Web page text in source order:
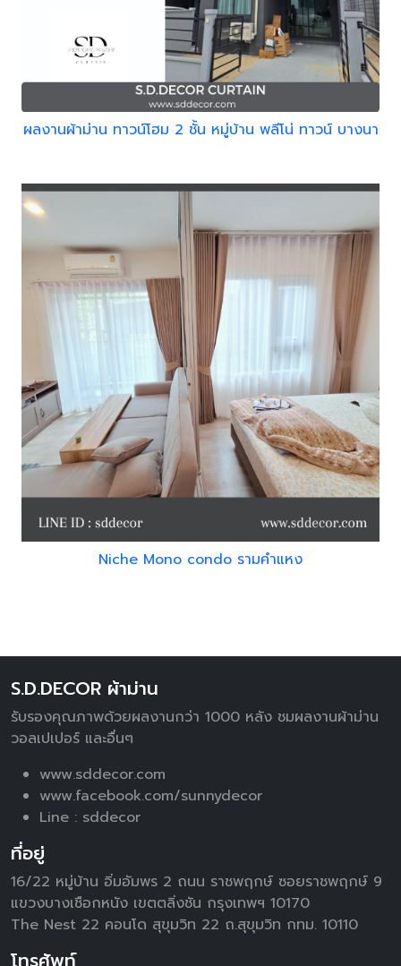
ผลงานผ้าม่าน ทาวน์โฮม 2 ชั้น หมู่บ้าน พลีโน่ ทาวน์ บางนา
Niche Mono condo รามคำแหง
S.D.DECOR ผ้าม่าน
รับรองคุณภาพด้วยผลงานกว่า 1000 หลัง ชมผลงานผ้าม่าน
วอลเปเปอร์ และอื่นๆ
www.sddecor.com
www.facebook.com/sunnydecor
Line : sddecor
ที่อยู่
16/22 หมู่บ้าน อิ่มอัมพร 2 ถนน ราชพฤกษ์ ซอยราชพฤกษ์ 9
แขวงบางเชือกหนัง เขตตลิ่งชัน กรุงเทพฯ 10170
The Nest 22 คอนโด สุขุมวิท 22 ถ.สุขุมวิท กทม. 10110